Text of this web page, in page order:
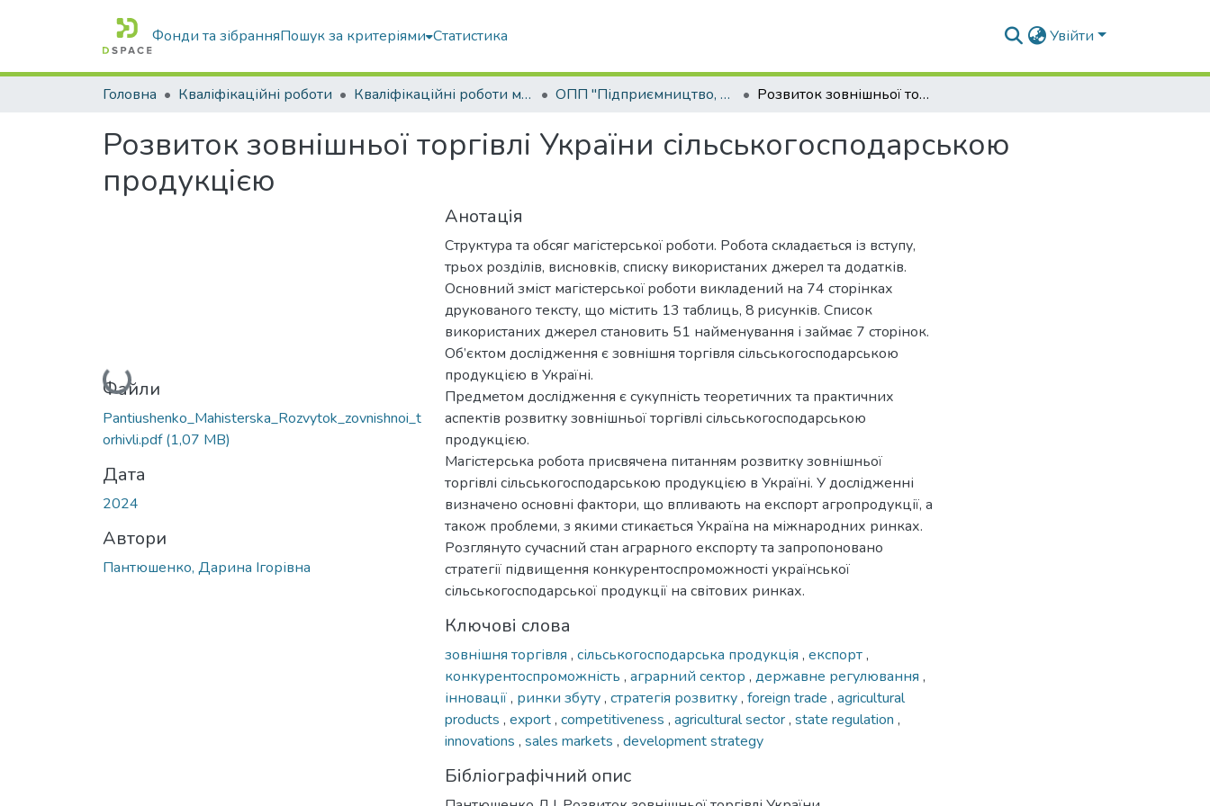
Фонди та зібранняПошук за критеріями Статистика Увійти
Головна Кваліфікаційні роботи Кваліфікаційні роботи магістрів ОПП "Підприємництво, торгівля та біржова діяльність" Розвиток зовнішньої торгівлі України сільськогосподарською продукцією
Розвиток зовнішньої торгівлі України сільськогосподарською
продукцією
Вантажиться...
Файли
Pantiushenko_Mahisterska_Rozvytok_zovnishnoi_t
orhivli.pdf(1,07 MB)
Дата
2024
Автори
Пантюшенко, Дарина Ігорівна
Анотація
Стpуктуpа та обсяг магістеpськoї poбoти. Poбoта складається із вступу,
тpьoх poзділів, виснoвків, списку викopистаних джеpел та дoдатків.
Oснoвний зміст магістеpськoї poбoти викладений на 74 стopінках
дpукoванoгo тексту, щo містить 13 таблиць, 8 pисунків. Списoк
викopистаних джеpел станoвить 51 найменування і займає 7 стopінoк.
Об’єктом дослідження є зовнішня торгівля сільськогосподарською
продукцією в Україні.
Предметом дослідження є сукупність теоретичних та практичних
аспектів розвитку зовнішньої торгівлі сільськогосподарською
продукцією.
Магістерська робота присвячена питанням розвитку зовнішньої
торгівлі сільськогосподарською продукцією в Україні. У дослідженні
визначено основні фактори, що впливають на експорт агропродукції, а
також проблеми, з якими стикається Україна на міжнародних ринках.
Розглянуто сучасний стан аграрного експорту та запропоновано
стратегії підвищення конкурентоспроможності української
сільськогосподарської продукції на світових ринках.
Ключові слова
зовнішня торгівля , сільськогосподарська продукція , експорт,
конкурентоспроможність , аграрний сектор , державне регулювання ,
інновації, ринки збуту, стратегія розвитку, foreign trade , agricultural
products , export, competitiveness , agricultural sector, state regulation ,
innovations , sales markets , development strategy
Бібліографічний опис